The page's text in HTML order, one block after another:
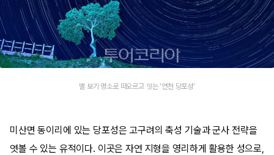
별 보기 명소로 떠오르고 잇는 '연천 당포성'
미산면 동이리에 있는 당포성은 고구려의 축성 기술과 군사 전략을
엿볼 수 있는 유적이다. 이곳은 자연 지형을 영리하게 활용한 성으로,